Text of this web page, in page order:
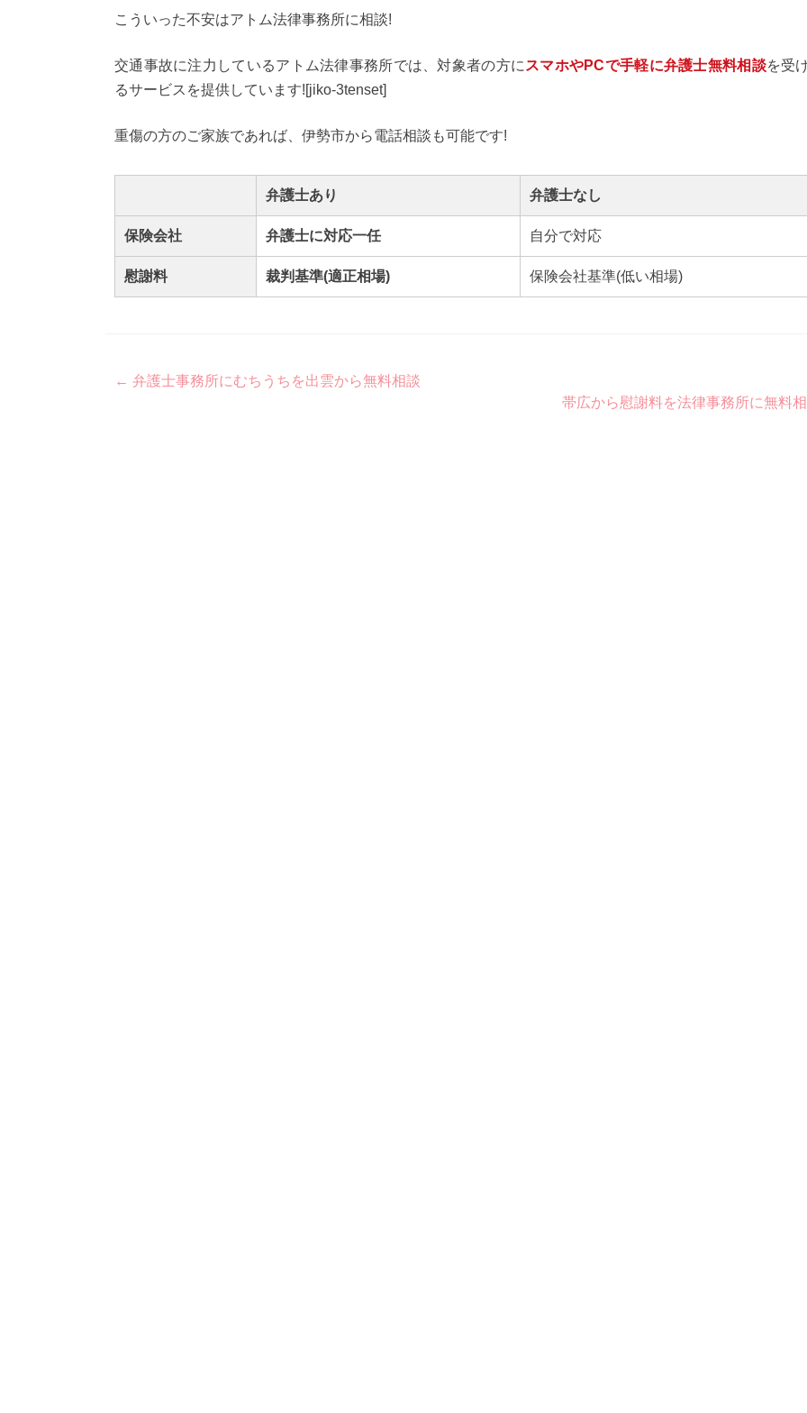
こういった不安はアトム法律事務所に相談!
交通事故に注力しているアトム法律事務所では、対象者の方に スマホやPCで手軽に弁護士無料相談を受
るサービスを提供しています![jiko-3tenset]
重傷の方のご家族であれば、伊勢市から電話相談も可能です!
弁護士あり 弁護士なし
保険会社 弁護士に対応一任 自分で対応
慰謝料 裁判基準(適正相場) 保険会社基準(低い相場)
Post
← 弁護士事務所にむちうちを出雲から無料相談
帯広から慰謝料を法律事務所に無料